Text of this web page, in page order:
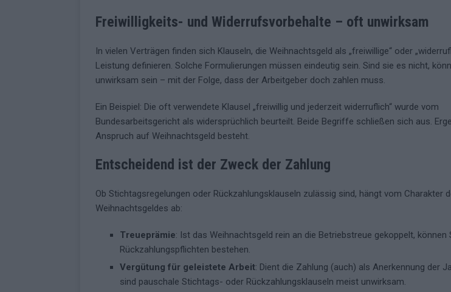
Freiwilligkeits- und Widerrufsvorbehalte – oft unwirksam
In vielen Verträgen finden sich Klauseln, die Weihnachtsgeld als „freiwillige“ oder
Leistung definieren. Solche Formulierungen müssen eindeutig sein. Sind sie es nicht,
unwirksam sein – mit der Folge, dass der Arbeitgeber doch zahlen muss.
Ein Beispiel: Die oft verwendete Klausel „freiwillig und jederzeit widerruflich“ wurde vom
Bundesarbeitsgericht als widersprüchlich beurteilt. Beide Begriffe schließen sich aus.
Anspruch auf Weihnachtsgeld besteht.
Entscheidend ist der Zweck der Zahlung
Ob Stichtagsregelungen oder Rückzahlungsklauseln zulässig sind, hängt vom Charakter
Weihnachtsgeldes ab:
Treueprämie: Ist das Weihnachtsgeld rein an die Betriebstreue gekoppelt, können
Rückzahlungspflichten bestehen.
Vergütung für geleistete Arbeit: Dient die Zahlung (auch) als Anerkennung der
sind pauschale Stichtags- oder Rückzahlungsklauseln meist unwirksam.